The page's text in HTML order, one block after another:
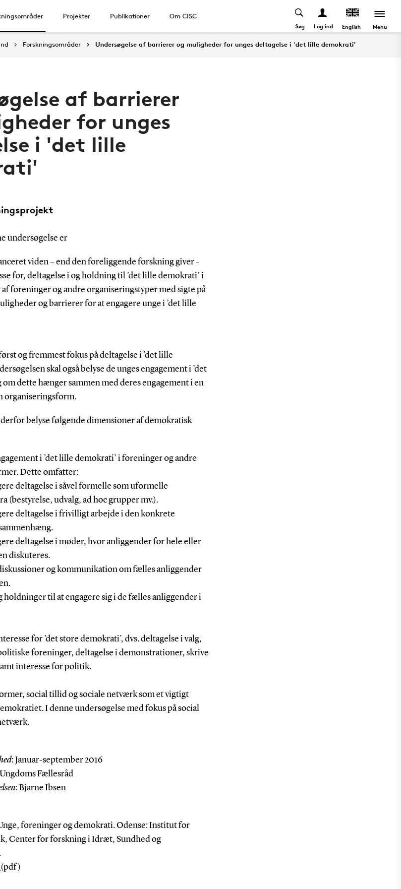
Projekter Publikationer Om CISC
Søg Log ind English Menu
Forskningsområder Undersøgelse af barrierer og muligheder for unges deltagelse i 'det lille demokrati'
af barrierer
for unges
i 'det lille
undersøgelse er
viden – end den foreliggende forskning giver -
for, deltagelse i og holdning til ’det lille demokrati’ i
foreninger og andre organiseringstyper med sigte på
og barrierer for at engagere unge i ’det lille
og fremmest fokus på deltagelse i ’det lille
skal også belyse de unges engagement i ’det
om dette hænger sammen med deres engagement i en
organiseringsform.
belyse følgende dimensioner af demokratisk
i ’det lille demokrati’ i foreninger og andre
Dette omfatter:
deltagelse i såvel formelle som uformelle
(bestyrelse, udvalg, ad hoc grupper mv.).
deltagelse i frivilligt arbejde i den konkrete
deltagelse i møder, hvor anliggender for hele eller
diskuteres.
og kommunikation om fælles anliggender
holdninger til at engagere sig i de fælles anliggender i
for ’det store demokrati’, dvs. deltagelse i valg,
foreninger, deltagelse i demonstrationer, skrive
interesse for politik.
social tillid og sociale netværk som et vigtigt
I denne undersøgelse med fokus på social
: Januar-september 2016
Fællesråd
: Bjarne Ibsen
foreninger og demokrati. Odense: Institut for
Center for forskning i Idræt, Sundhed og
(pdf)